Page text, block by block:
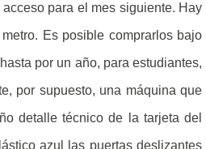
para el mes siguiente. Hay
Es posible comprarlos bajo
por un año, para estudiantes,
por supuesto, una máquina que
detalle técnico de la tarjeta del
azul las puertas deslizantes